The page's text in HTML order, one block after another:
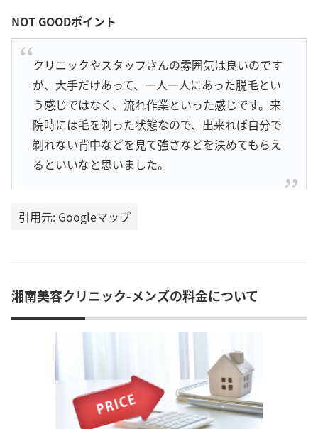
NOT GOODポイント
クリニックやスタッフさんの雰囲気は良いのです
が、大手だけあって、一人一人にあった脱毛とい
う感じではなく、流れ作業といった感じです。来
院時には毛を剃った状態なので、出来れば自分で
剃れない背中などを見て強さなどを決めてもらえ
るといいなと思いました。
引用元: Googleマップ
湘南美容クリニック-メンズの料金について